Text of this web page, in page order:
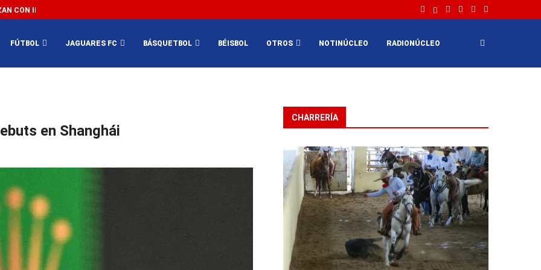
CON IMPEDIR EL MÉXICO VS SUDÁFRICA...
FÚTBOL JAGUARES FC BÁSQUETBOL BÉISBOL OTROS NOTINÚCLEO RADIONÚCLEO
en Shanghái
CHARRERÍA